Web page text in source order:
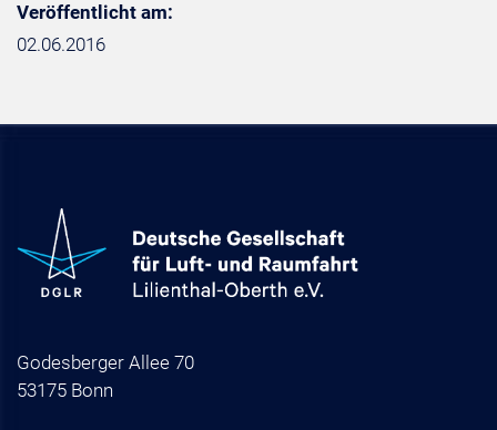
Veröffentlicht am:
02.06.2016
Godesberger Allee 70
53175 Bonn